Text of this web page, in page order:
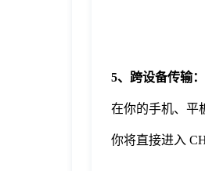
5、跨设备传输：
在你的手机、平
你将直接进入